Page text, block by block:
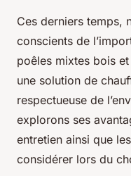
Ces derniers temps,
conscients de
poêles mixtes bois
une solution de
respectueuse de
explorons ses
entretien ainsi que
considérer lors du